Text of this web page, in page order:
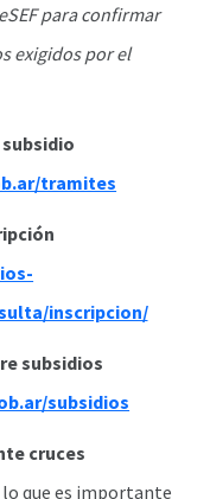
para confirmar
exigidos por el
tramites
inscripcion/
subsidios
subsidios
cruces
que es importante